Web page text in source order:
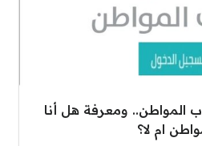
ومعرفة هل أنا
ام لا؟